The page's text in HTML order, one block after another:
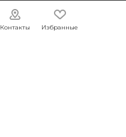
Контакты Избранные